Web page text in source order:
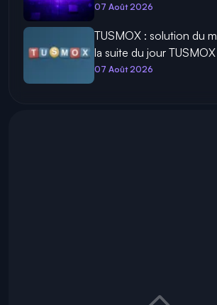
07 Août 2026
TUSMOX : solution du
la suite du jour
07 Août 2026